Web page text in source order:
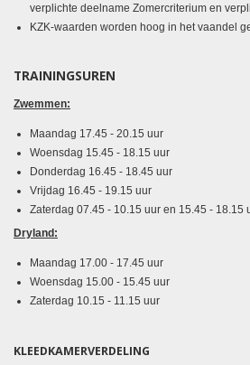
verplichte deelname Zomercriterium en
KZK-waarden worden hoog in het vaandel
TRAININGSUREN
Zwemmen:
Maandag 17.45 - 20.15 uur
Woensdag 15.45 - 18.15 uur
Donderdag 16.45 - 18.45 uur
Vrijdag 16.45 - 19.15 uur
Zaterdag 07.45 - 10.15 uur en 15.45 - 18.15
Dryland:
Maandag 17.00 - 17.45 uur
Woensdag 15.00 - 15.45 uur
Zaterdag 10.15 - 11.15 uur
KLEEDKAMERVERDELING